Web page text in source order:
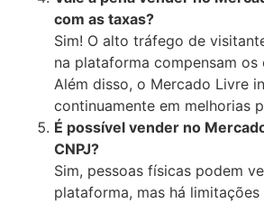
com as taxas?
Sim! O alto tráfego de
na plataforma compensam os
Além disso, o Mercado Livre
continuamente em melhorias
É possível vender no
CNPJ?
Sim, pessoas físicas podem
plataforma, mas há